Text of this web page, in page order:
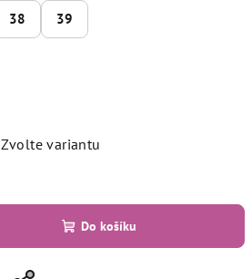
38 39
Zvolte variantu
Do košíku